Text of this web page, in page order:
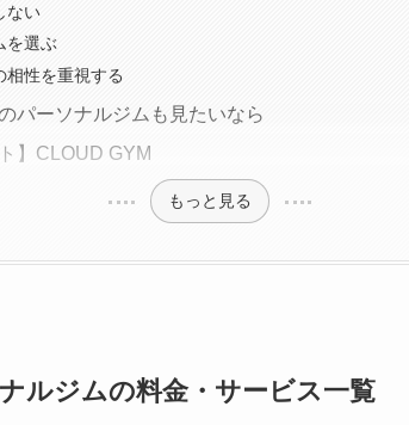
ない
を選ぶ
相性を重視する
パーソナルジムも見たいなら
】CLOUD GYM
もっと見る
ルジムの料金・サービス一覧